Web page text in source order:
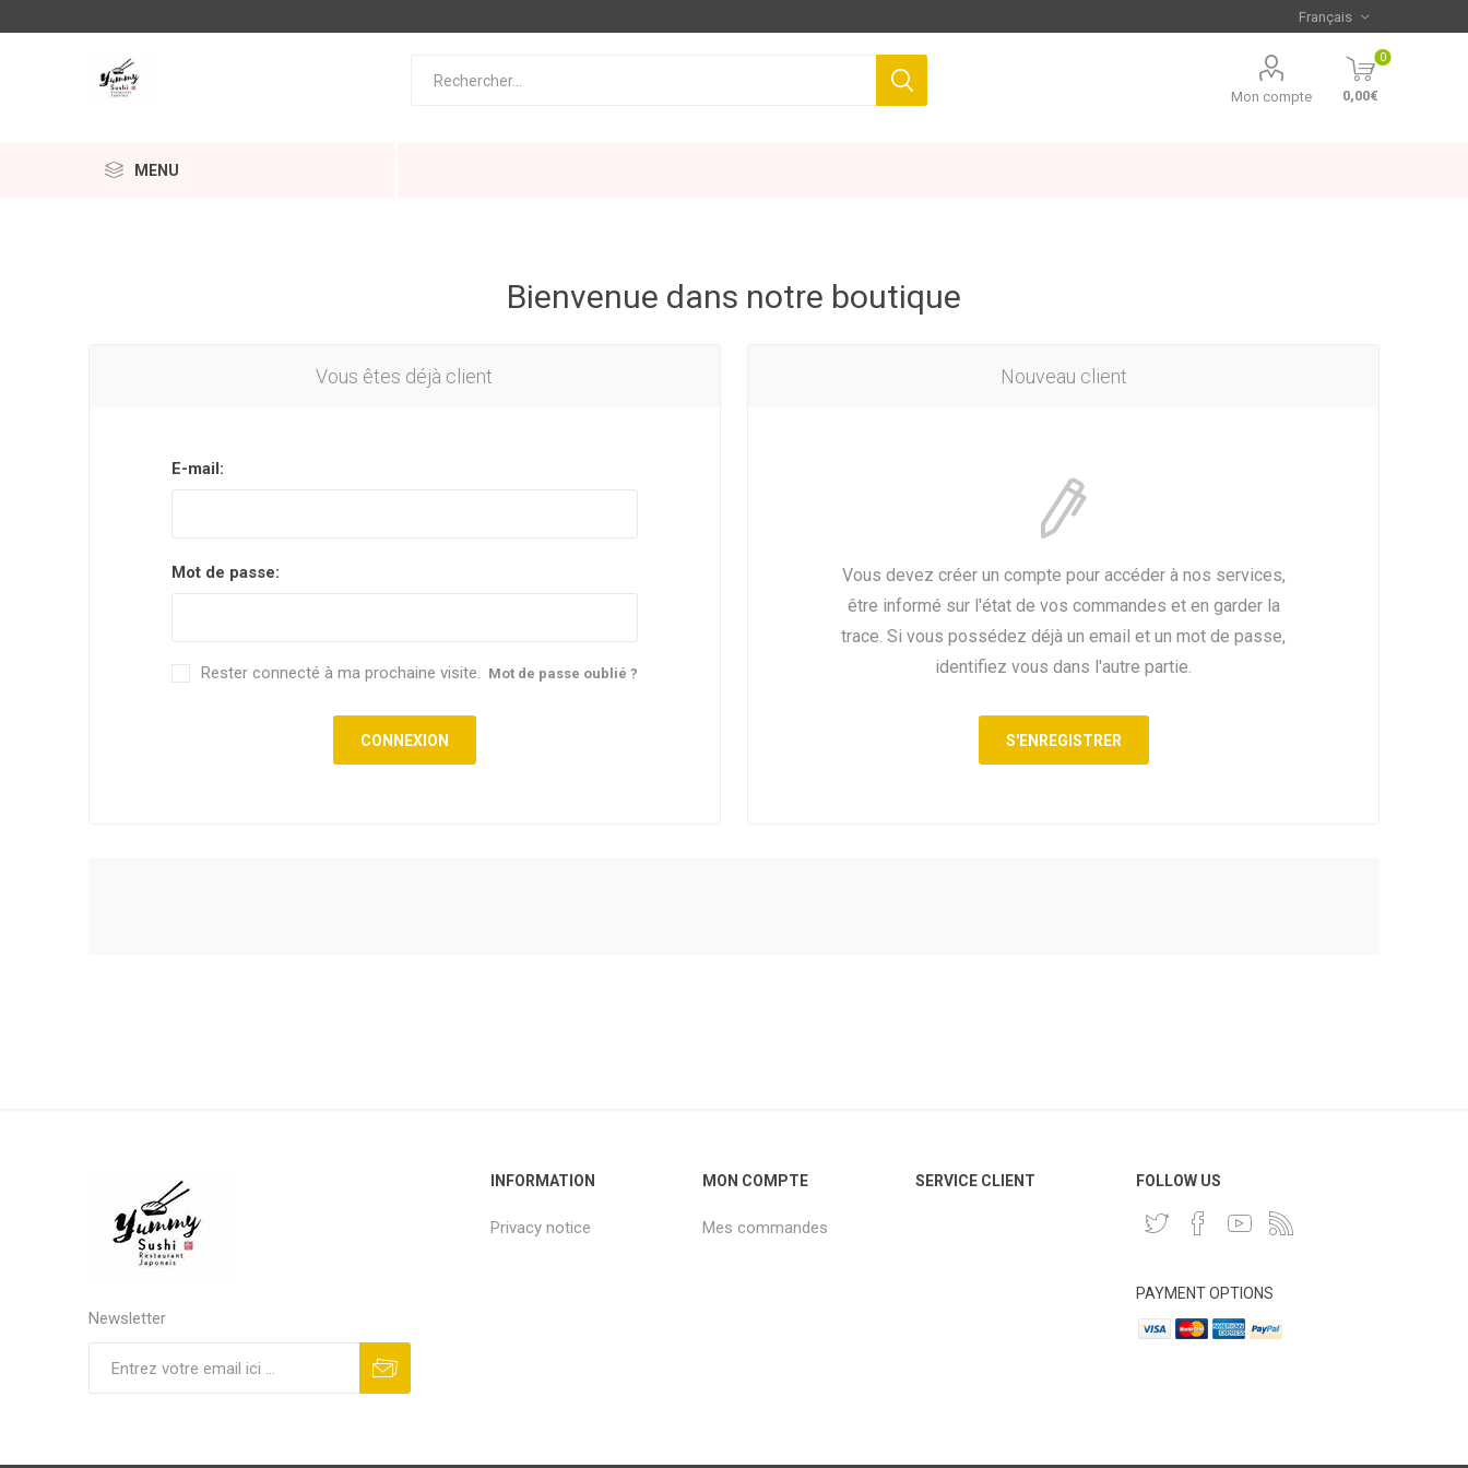
Mon compte
0
0,00€
MENU
Bienvenue dans notre boutique
Nouveau client
Vous devez créer un compte pour accéder à nos services,
être informé sur l'état de vos commandes et en garder la
trace. Si vous possédez déjà un email et un mot de passe,
identifiez vous dans l'autre partie.
Vous êtes déjà client
E-mail:
Mot de passe:
Mot de passe oublié ?
Rester connecté à ma prochaine visite.
Newsletter
INFORMATION
Privacy notice
MON COMPTE
Mes commandes
SERVICE CLIENT FOLLOW US
PAYMENT OPTIONS